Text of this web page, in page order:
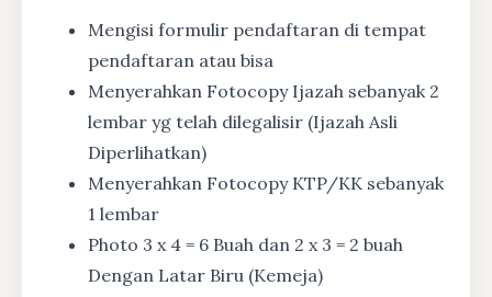
Mengisi formulir pendaftaran di tempat
pendaftaran atau bisa
Menyerahkan Fotocopy Ijazah sebanyak 2
lembar yg telah dilegalisir (Ijazah Asli
Diperlihatkan)
Menyerahkan Fotocopy KTP/KK sebanyak
1 lembar
Photo 3 x 4 = 6 Buah dan 2 x 3 = 2 buah
Dengan Latar Biru (Kemeja)